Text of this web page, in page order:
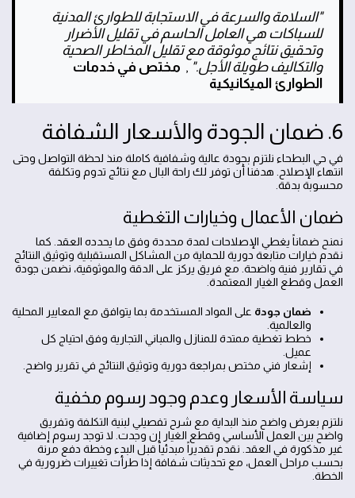
"السلامة والسرعة في الاستجابة للطوارئ المدنية
للسباكات هي العامل الحاسم في تقليل الأضرار
وتحقيق نتائج موثوقة مع تقليل المخاطر الصحية
والتكاليف طويلة الأجل." , مختص في خدمات
الطوارئ الميكانيكية
6. ضمان الجودة والأسعار الشفافة
في حي البطحاء نلتزم بجودة عالية وشفافية كاملة منذ لحظة التواصل وحتى
انتهاء الإصلاح. هدفنا أن توفر لك راحة البال مع نتائج تدوم وتكلفة
محسوبة بدقة.
ضمان الأعمال وخيارات التغطية
نمنح ضماناً يغطي الإصلاحات لمدة محددة وفق ما يحدده العقد. كما
نقدم خيارات متابعة دورية للحماية من المشاكل المستقبلية وتوثيق النتائج
في تقارير فنية واضحة. مع فريق يركز على الدقة والموثوقية، نضمن جودة
العمل وقطع الغيار المعتمدة.
ضمان جودة على المواد المستخدمة بما يتوافق مع المعايير المحلية
والعالمية.
خطط تغطية ممتدة للمنازل والمباني التجارية وفق احتياج كل
عميل.
إشعار فني مختص بمراجعة دورية وتوثيق النتائج في تقرير واضح.
سياسة الأسعار وعدم وجود رسوم مخفية
نلتزم بعرض واضح منذ البداية مع شرح تفصيلي لبنية التكلفة وتفريق
واضح بين العمل الأساسي وقطع الغيار إن وجدت. لا توجد رسوم إضافية
غير مذكورة في العقد. نقدم تقديراً مبدئياً قبل البدء وخطة دفع مرنة
بحسب مراحل العمل، مع تحديثات شفافة إذا طرأت تغييرات ضرورية في
الخطة.